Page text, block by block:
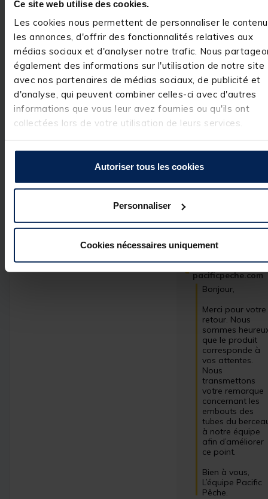
Ce site web utilise des cookies.
Les cookies nous permettent de personnaliser le
les annonces, d'offrir des fonctionnalités relatives aux
médias sociaux et d'analyser notre trafic. Nous
également des informations sur l'utilisation de notre site
avec nos partenaires de médias sociaux, de publicité et
d'analyse, qui peuvent combiner celles-ci avec d'autres
informations que vous leur avez fournies ou qu'ils ont
collectées lors de votre utilisation de leurs services.
Autoriser tous les cookies
Personnaliser
Cookies nécessaires uniquement
vous aider.
Cordialement.
L’équipe
pacificpeche
Avis vérifié
attention les embouts
tubes du berceau ont
tendance a se retirés;
Avis du22/06/2025 , suite
Patrick R.
Utile(0) Signaler
Réponse de
pacificpeche.com
Bonjour,
Merci pour votre
retour. Nous
sommes
que le produit
corresponde à
vos attentes.
Nous
transmettons
votre remarque
concernant les
embouts des
tubes du
à notre équipe
afin d’améliorer
ce point.
Bien à vous,
L’équipe Pacific
Pêche.